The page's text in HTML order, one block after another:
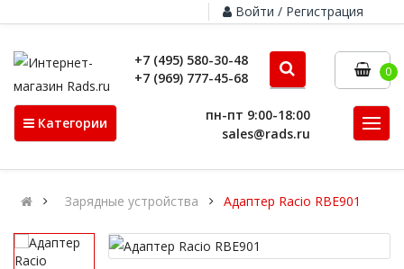
Войти / Регистрация
+7 (495) 580-30-48
+7 (969) 777-45-68
0
Категории
пн-пт 9:00-18:00
sales@rads.ru
Зарядные устройства Адаптер Racio RBE901